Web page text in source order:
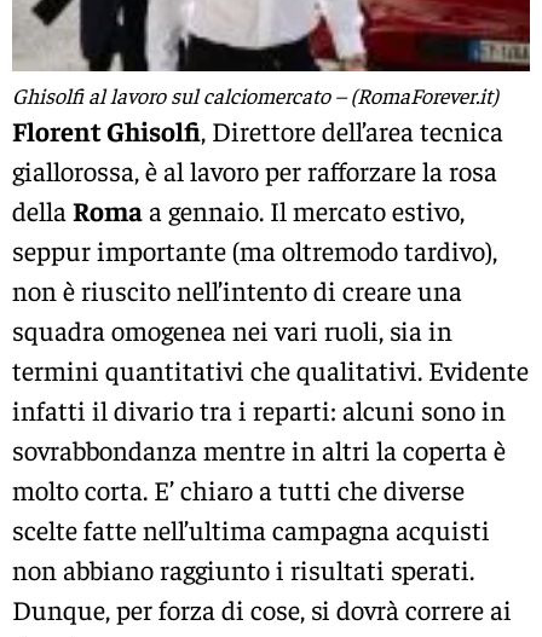
Ghisolfi al lavoro sul calciomercato – (RomaForever.it)
Florent Ghisolfi, Direttore dell’area tecnica
giallorossa, è al lavoro per rafforzare la rosa
della Romaa gennaio. Il mercato estivo,
seppur importante (ma oltremodo tardivo),
non è riuscito nell’intento di creare una
squadra omogenea nei vari ruoli, sia in
termini quantitativi che qualitativi. Evidente
infatti il divario tra i reparti: alcuni sono in
sovrabbondanza mentre in altri la coperta è
molto corta. E’ chiaro a tutti che diverse
scelte fatte nell’ultima campagna acquisti
non abbiano raggiunto i risultati sperati.
Dunque, per forza di cose, si dovrà correre ai